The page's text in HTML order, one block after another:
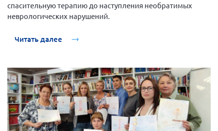
спасительную терапию до наступления необратимых
неврологических нарушений.
Читать далее